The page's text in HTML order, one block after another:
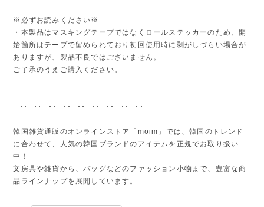
※必ずお読みください※
・本製品はマスキングテープではなくロールステッカーのため、開
始箇所はテープで留められており初回使用時に剥がしづらい場合が
ありますが、製品不良ではございません。
ご了承のうえご購入ください。
─･･─･･─･･─･･─･･─･･─･･─･･─･･─
韓国雑貨通販のオンラインストア「moim」では、韓国のトレンド
に合わせて、人気の韓国ブランドのアイテムを正規でお取り扱い
中！
文房具や雑貨から、バッグなどのファッション小物まで、豊富な商
品ラインナップを展開しています。